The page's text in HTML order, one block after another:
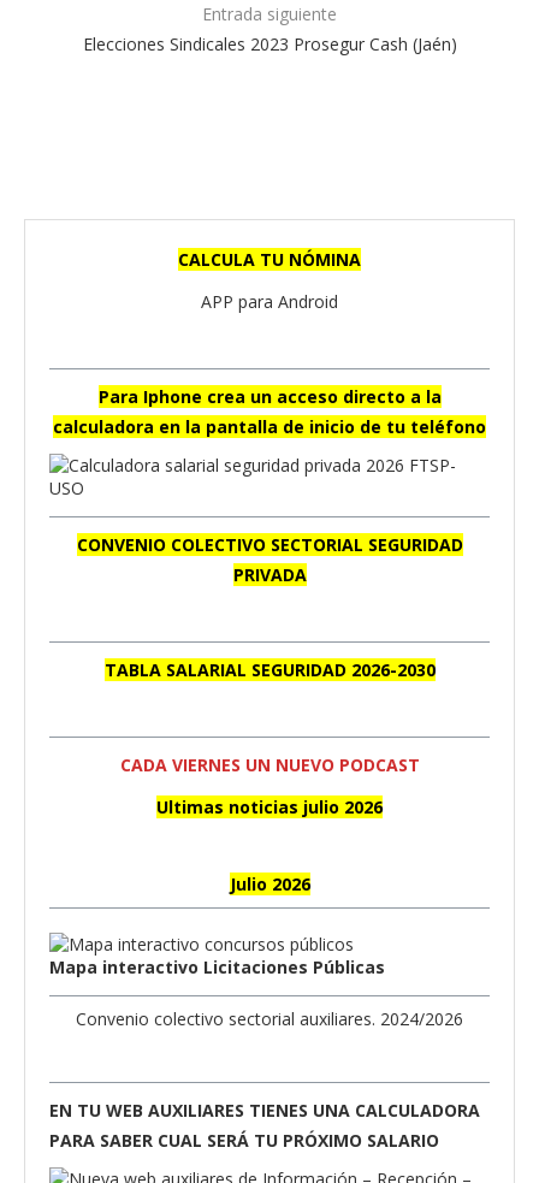
Entrada siguiente
Elecciones Sindicales 2023 Prosegur Cash (Jaén)
CALCULA TU NÓMINA
APP para Android
Para Iphone crea un acceso directo a la
calculadora en la pantalla de inicio de tu teléfono
CONVENIO COLECTIVO SECTORIAL SEGURIDAD
PRIVADA
TABLA SALARIAL SEGURIDAD 2026-2030
CADA VIERNES UN NUEVO PODCAST
Ultimas noticias julio 2026
Julio 2026
Mapa interactivo Licitaciones Públicas
Convenio colectivo sectorial auxiliares. 2024/2026
EN TU WEB AUXILIARES TIENES UNA CALCULADORA
PARA SABER CUAL SERÁ TU PRÓXIMO SALARIO